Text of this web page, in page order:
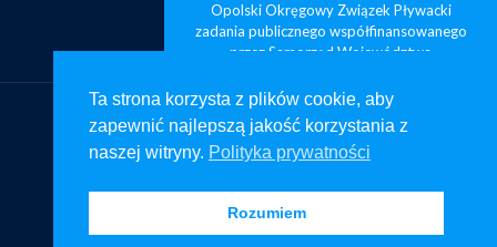
Ta strona korzysta z plików cookie, aby
zapewnić najlepszą jakość korzystania z
naszej witryny. Polityka prywatności
Rozumiem
Opolski Okręgowy Związek Pływacki
zadania publicznego współfinansowanego
przez Samorząd Województwa
pływanie widoczne od zaraz”
Ta strona korzysta z plików cookie, aby
zapewnić najlepszą jakość korzystania z
Rozumiem